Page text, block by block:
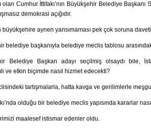
olan Cumhur İttifakı’nın Büyükşehir Belediye
demokrasi açığıdır.
aynen yansımaması pek çok soruna
belediye başkanıyla belediye meclis tablosu
Belediye Başkan adayı seçilmiş olsaydı bile,
ve etkin biçimde nasıl hizmet edecekti?
tartışmalarla, hatta kavga ve gerilimlerle
olduğu bir belediye meclis yapısında kararlar
maalesef istismar edenler oldu.